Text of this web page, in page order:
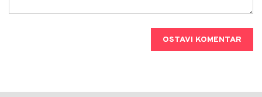
OSTAVI KOMENTAR